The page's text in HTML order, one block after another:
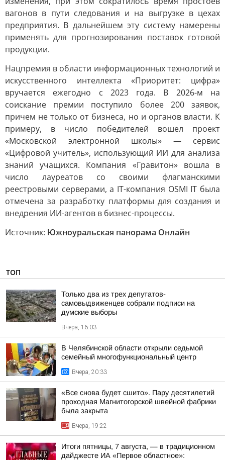
вагонов в пути следования и на выгрузке в цехах
предприятия. В дальнейшем эту систему намерены
применять для прогнозирования поставок готовой
продукции.
Нацпремия в области информационных технологий и
искусственного интеллекта «Приоритет: цифра»
вручается ежегодно с 2023 года. В 2026-м на
соискание премии поступило более 200 заявок,
причем не только от бизнеса, но и органов власти. К
примеру, в число победителей вошел проект
«Московской электронной школы» — сервис
«Цифровой учитель», использующий ИИ для анализа
знаний учащихся. Компания «Гравитон» вошла в
число лауреатов со своими флагманскими
реестровыми серверами, а IT-компания OSMI IT была
отмечена за разработку платформы для создания и
внедрения ИИ-агентов в бизнес-процессы.
Источник: Южноуральская панорама Онлайн
ТОП
Только два из трех депутатов-
самовыдвиженцев собрали подписи на
думские выборы
Вчера, 16:03
В Челябинской области открыли седьмой
семейный многофункциональный центр
Вчера, 20:33
«Все снова будет сшито». Пару десятилетий
проходная Магнитогорской швейной фабрики
была закрыта
Вчера, 19:22
Итоги пятницы, 7 августа, — в традиционном
дайджесте ИА «Первое областное»: